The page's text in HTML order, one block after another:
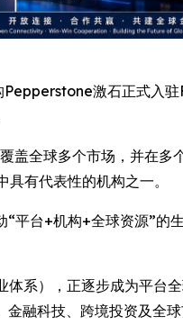
激石正式入
全球多个市场，并在
有代表性的机构之一。
平台+机构+全球资源”
系），正逐步成为平台
融科技、跨境投资及全